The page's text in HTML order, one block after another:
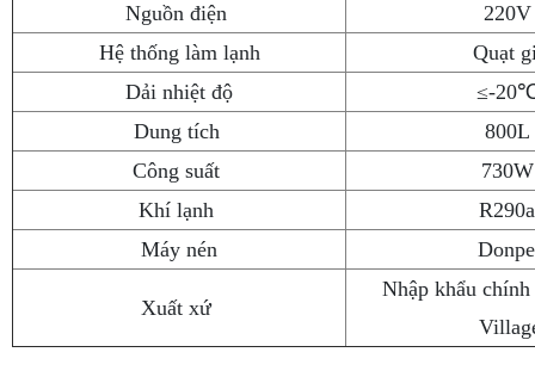
Nguồn điện
Hệ thống làm lạnh
Quạt
Dải nhiệt độ
≤-
Dung tích
800L
Công suất
Khí lạnh
Máy nén
Xuất xứ
Nhập khẩu